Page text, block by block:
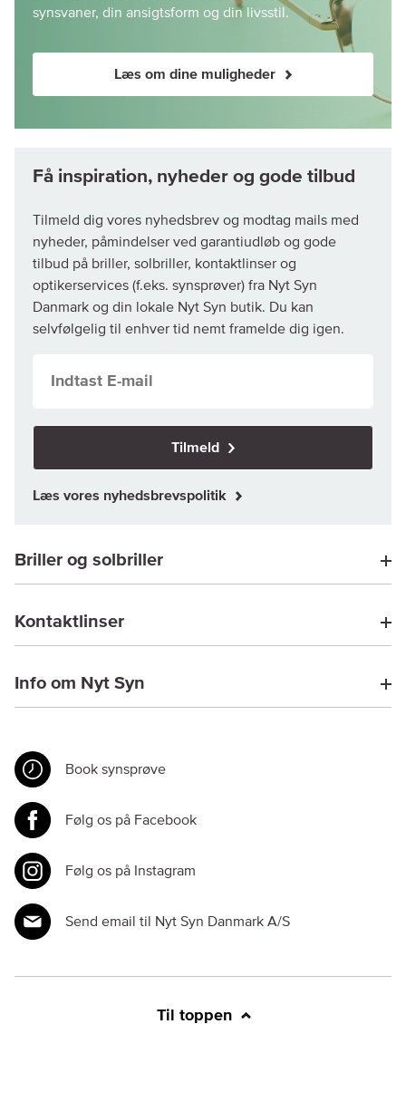
synsvaner, din ansigtsform og din livsstil.
Læs om dine muligheder
Tilmeld dig vores nyhedsbrev og modtag mails med
nyheder, påmindelser ved garantiudløb og gode
tilbud på briller, solbriller, kontaktlinser og
optikerservices (f.eks. synsprøver) fra Nyt Syn
Danmark og din lokale Nyt Syn butik. Du kan
selvfølgelig til enhver tid nemt framelde dig igen.
Tilmeld
Læs vores nyhedsbrevspolitik
Briller og solbriller
Kontaktlinser
Info om Nyt Syn
Book synsprøve
Følg os på Facebook
Følg os på Instagram
Send email til Nyt Syn Danmark A/S
Til toppen